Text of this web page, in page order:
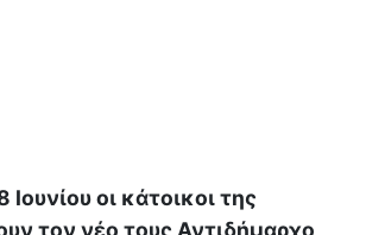
οι κάτοικοι της